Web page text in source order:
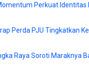
Perkuat Identitas
Perda PJU Tingkatkan
Raya Soroti Maraknya